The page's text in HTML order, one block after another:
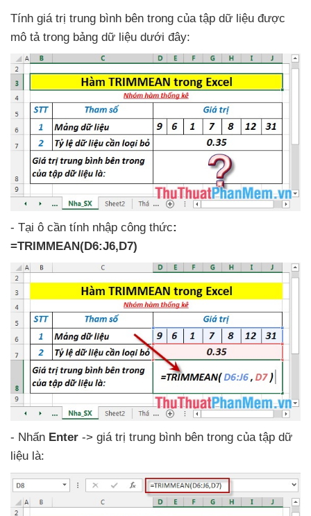
Tính giá trị trung bình bên trong của tập dữ liệu được
mô tả trong bảng dữ liệu dưới đây:
- Tại ô cần tính nhập công thức:
=TRIMMEAN(D6:J6,D7)
- Nhấn Enter -> giá trị trung bình bên trong của tập dữ
liệu là: